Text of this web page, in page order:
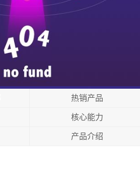
热销产品
核心能力
产品介绍